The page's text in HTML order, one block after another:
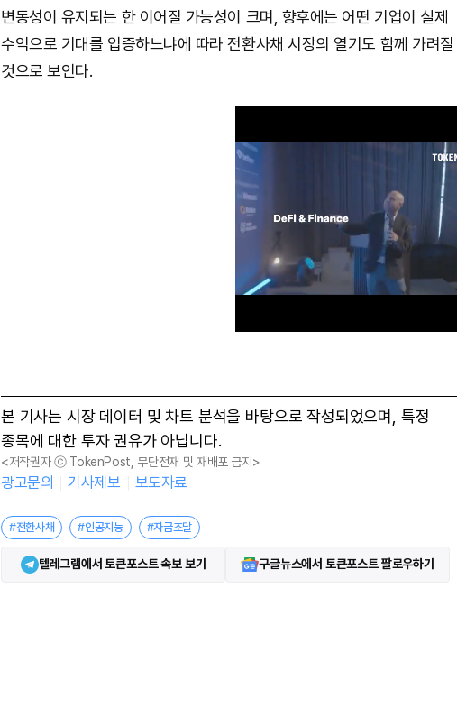
변동성이 유지되는 한 이어질 가능성이 크며, 향후에는 어떤 기업이 실제
수익으로 기대를 입증하느냐에 따라 전환사채 시장의 열기도 함께 가려질
것으로 보인다.
M
본 기사는 시장 데이터 및 차트 분석을 바탕으로 작성되었으며, 특정
종목에 대한 투자 권유가 아닙니다.
<저작권자 ⓒ TokenPost, 무단전재 및 재배포 금지>
광고문의 기사제보 보도자료
#전환사채 #인공지능 #자금조달
텔레그램에서 토큰포스트 속보 보기 구글뉴스에서 토큰포스트 팔로우하기